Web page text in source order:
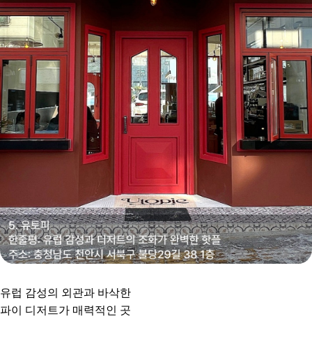
유럽 감성의 외관과 바삭한
파이 디저트가 매력적인 곳